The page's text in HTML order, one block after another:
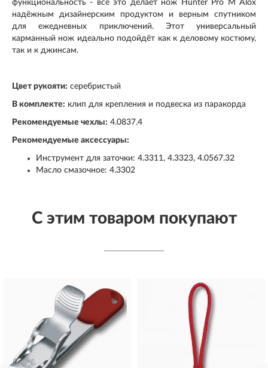
функциональность - всё это делает нож Hunter Pro M Alox
надёжным дизайнерским продуктом и верным спутником
для ежедневных приключений. Этот универсальный
карманный нож идеально подойдёт как к деловому костюму,
так и к джинсам.
Цвет рукояти: серебристый
В комплекте: клип для крепления и подвеска из паракорда
Рекомендуемые чехлы: 4.0837.4
Рекомендуемые аксессуары:
Инструмент для заточки: 4.3311, 4.3323, 4.0567.32
Масло смазочное: 4.3302
С этим товаром покупают